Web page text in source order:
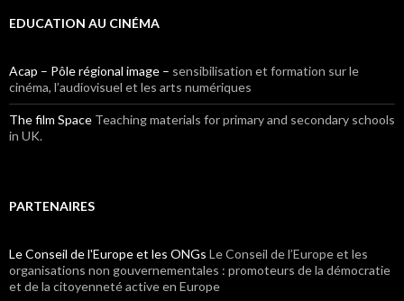
EDUCATION AU CINÉMA
Acap – Pôle régional image – sensibilisation et formation sur le
cinéma, l’audiovisuel et les arts numériques
The film Space Teaching materials for primary and secondary schools
in UK.
PARTENAIRES
Le Conseil de l'Europe et les ONGs Le Conseil de l’Europe et les
organisations non gouvernementales : promoteurs de la démocratie
et de la citoyenneté active en Europe